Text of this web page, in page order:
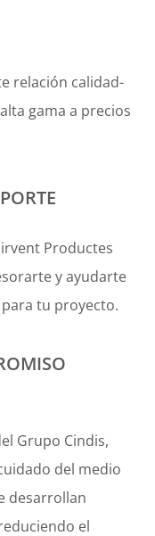
relación calidad-
gama a precios
Productes
y ayudarte
tu proyecto.
Grupo Cindis,
del medio
desarrollan
el